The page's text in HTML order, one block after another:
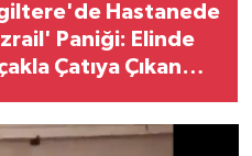
Hastanede
Paniği: Elinde
Çatıya Çıkan